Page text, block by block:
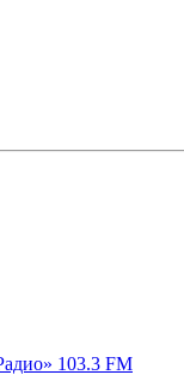
103.3 FM